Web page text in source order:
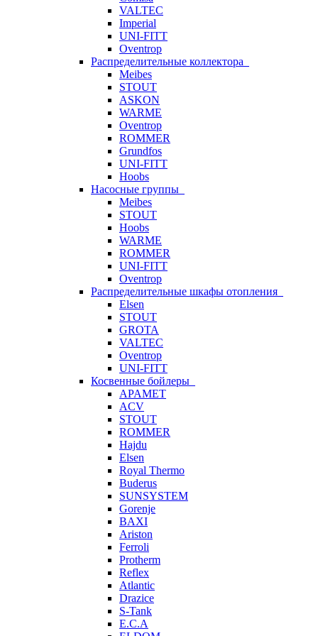
VALTEC
Imperial
UNI-FITT
Oventrop
Распределительные коллектора
Meibes
STOUT
ASKON
WARME
Oventrop
ROMMER
Grundfos
UNI-FITT
Hoobs
Насосные группы
Meibes
STOUT
Hoobs
WARME
ROMMER
UNI-FITT
Oventrop
Распределительные шкафы отопления
Elsen
STOUT
GROTA
VALTEC
Oventrop
UNI-FITT
Косвенные бойлеры
APAMET
ACV
STOUT
ROMMER
Hajdu
Elsen
Royal Thermo
Buderus
SUNSYSTEM
Gorenje
BAXI
Ariston
Ferroli
Protherm
Reflex
Atlantic
Drazice
S-Tank
E.C.A